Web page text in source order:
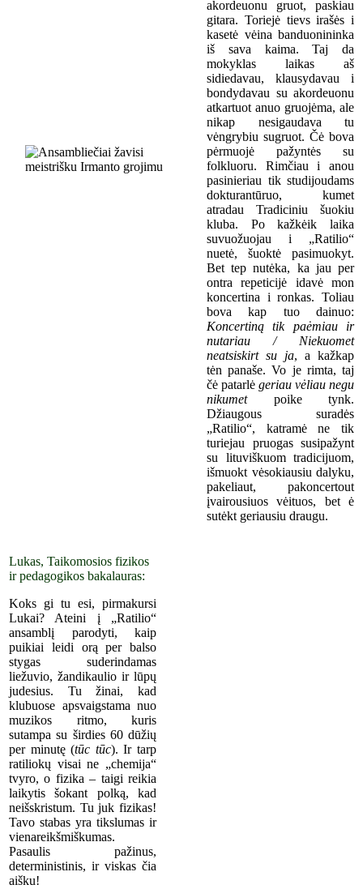
akordeuonu gruot, paskiau
gitara. Toriejė tievs irašės i
kasetė vėina banduonininka
iš sava kaima. Taj da
mokyklas laikas aš
sidiedavau, klausydavau i
bondydavau su akordeuonu
atkartuot anuo gruojėma, ale
nikap nesigaudava tu
vėngrybiu sugruot. Čė bova
pėrmuojė pažyntės su
folkluoru. Rimčiau i anou
pasinieriau tik studijoudams
dokturantūruo, kumet
atradau Tradiciniu šuokiu
kluba. Po kažkėik laika
suvuožuojau i „Ratilio“
nuetė, šuoktė pasimuokyt.
Bet tep nutėka, ka jau per
ontra repeticijė idavė mon
koncertina i ronkas. Toliau
bova kap tuo dainuo:
Koncertiną tik paėmiau ir
nutariau / Niekuomet
neatsiskirt su ja, a kažkap
tėn panaše.Vo je rimta, taj
čė patarlė geriau vėliau negu
nikumetpoike tynk.
Džiaugous suradės
„Ratilio“, katramė ne tik
turiejau pruogas susipažynt
su lituviškuom tradicijuom,
išmuokt vėsokiausiu dalyku,
pakeliaut, pakoncertout
įvairousiuos vėituos, bet ė
sutėkt geriausiu draugu.
Lukas, Taikomosios fizikos
ir pedagogikos bakalauras:
Koks gi tu esi, pirmakursi
Lukai? Ateini į „Ratilio“
ansamblį parodyti, kaip
puikiai leidi orą per balso
stygas suderindamas
liežuvio, žandikaulio ir lūpų
judesius. Tu žinai, kad
klubuose apsvaigstama nuo
muzikos ritmo, kuris
sutampa su širdies 60 dūžių
per minutę (tūc tūc). Ir tarp
ratiliokų visai ne „chemija“
tvyro, o fizika – taigi reikia
laikytis šokant polką, kad
neišskristum. Tu juk fizikas!
Tavo stabas yra tikslumas ir
vienareikšmiškumas.
Pasaulis pažinus,
deterministinis, ir viskas čia
aišku!